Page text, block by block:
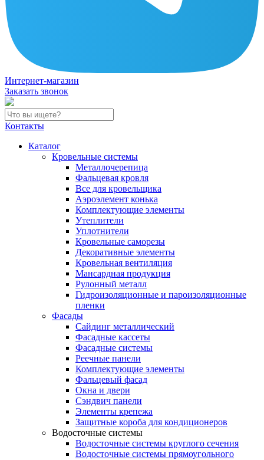
Интернет-магазин
Заказать звонок
Контакты
Каталог
Кровельные системы
Металлочерепица
Фальцевая кровля
Все для кровельщика
Аэроэлемент конька
Комплектующие элементы
Утеплители
Уплотнители
Кровельные саморезы
Декоративные элементы
Кровельная вентиляция
Мансардная продукция
Рулонный металл
Гидроизоляционные и пароизоляционные
пленки
Фасады
Сайдинг металлический
Фасадные кассеты
Фасадные системы
Реечные панели
Комплектующие элементы
Фальцевый фасад
Окна и двери
Сэндвич панели
Элементы крепежа
Защитные короба для кондиционеров
Водосточные системы
Водосточные системы круглого сечения
Водосточные системы прямоугольного